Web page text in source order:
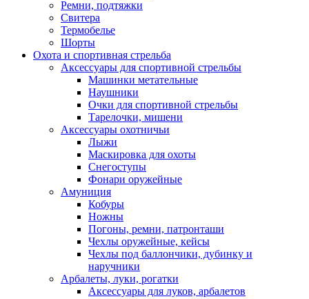
Ремни, подтяжки
Свитера
Термобелье
Шорты
Охота и спортивная стрельба
Аксессуары для спортивной стрельбы
Машинки метательные
Наушники
Очки для спортивной стрельбы
Тарелочки, мишени
Аксессуары охотничьи
Лыжи
Маскировка для охоты
Снегоступы
Фонари оружейные
Амуниция
Кобуры
Ножны
Погоны, ремни, патронташи
Чехлы оружейные, кейсы
Чехлы под баллончики, дубинку и
наручники
Арбалеты, луки, рогатки
Аксессуары для луков, арбалетов